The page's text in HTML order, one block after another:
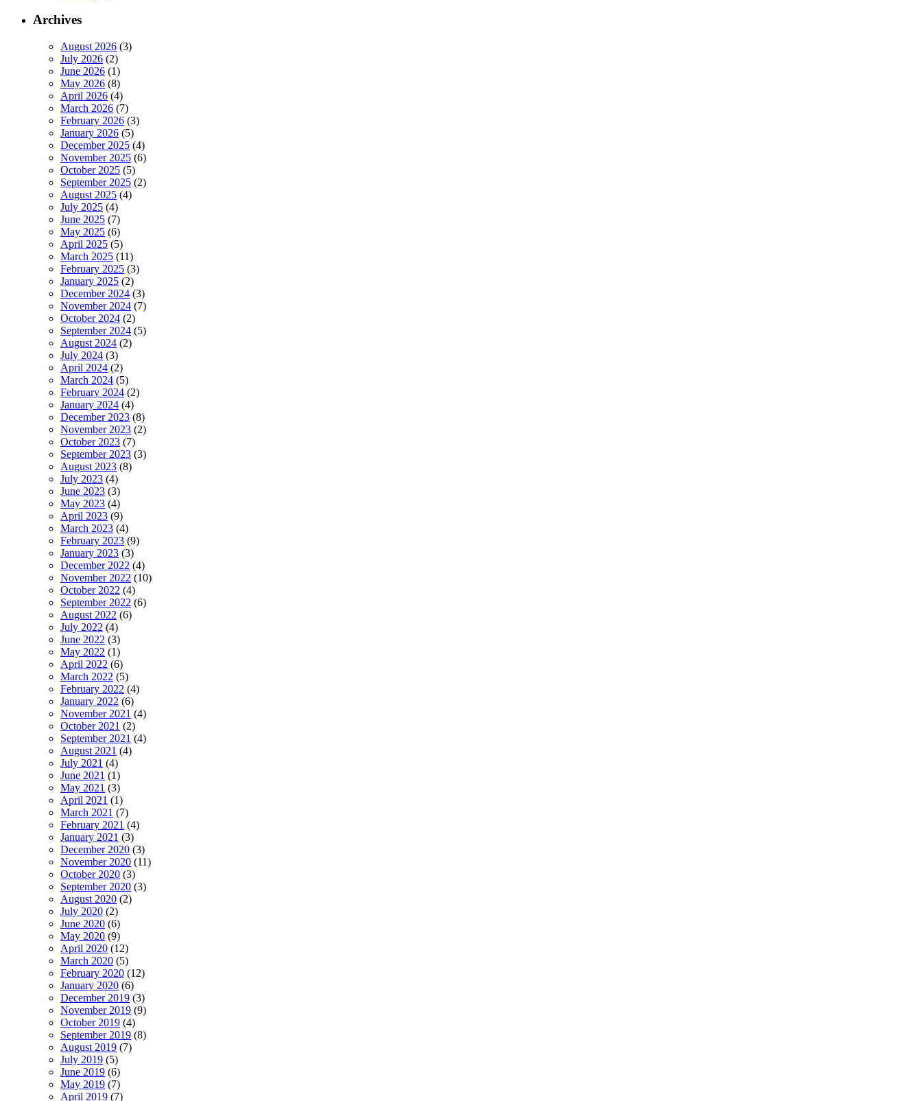
Archives
August 2026 (3)
July 2026 (2)
June 2026 (1)
May 2026 (8)
April 2026 (4)
March 2026 (7)
February 2026 (3)
January 2026 (5)
December 2025 (4)
November 2025 (6)
October 2025 (5)
September 2025 (2)
August 2025 (4)
July 2025 (4)
June 2025 (7)
May 2025 (6)
April 2025 (5)
March 2025 (11)
February 2025 (3)
January 2025 (2)
December 2024 (3)
November 2024 (7)
October 2024 (2)
September 2024 (5)
August 2024 (2)
July 2024 (3)
April 2024 (2)
March 2024 (5)
February 2024 (2)
January 2024 (4)
December 2023 (8)
November 2023 (2)
October 2023 (7)
September 2023 (3)
August 2023 (8)
July 2023 (4)
June 2023 (3)
May 2023 (4)
April 2023 (9)
March 2023 (4)
February 2023 (9)
January 2023 (3)
December 2022 (4)
November 2022 (10)
October 2022 (4)
September 2022 (6)
August 2022 (6)
July 2022 (4)
June 2022 (3)
May 2022 (1)
April 2022 (6)
March 2022 (5)
February 2022 (4)
January 2022 (6)
November 2021 (4)
October 2021 (2)
September 2021 (4)
August 2021 (4)
July 2021 (4)
June 2021 (1)
May 2021 (3)
April 2021 (1)
March 2021 (7)
February 2021 (4)
January 2021 (3)
December 2020 (3)
November 2020 (11)
October 2020 (3)
September 2020 (3)
August 2020 (2)
July 2020 (2)
June 2020 (6)
May 2020 (9)
April 2020 (12)
March 2020 (5)
February 2020 (12)
January 2020 (6)
December 2019 (3)
November 2019 (9)
October 2019 (4)
September 2019 (8)
August 2019 (7)
July 2019 (5)
June 2019 (6)
May 2019 (7)
April 2019 (7)